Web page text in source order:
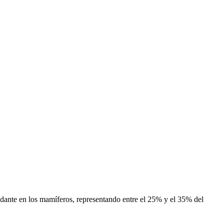
en los mamíferos, representando entre el 25% y el 35% del